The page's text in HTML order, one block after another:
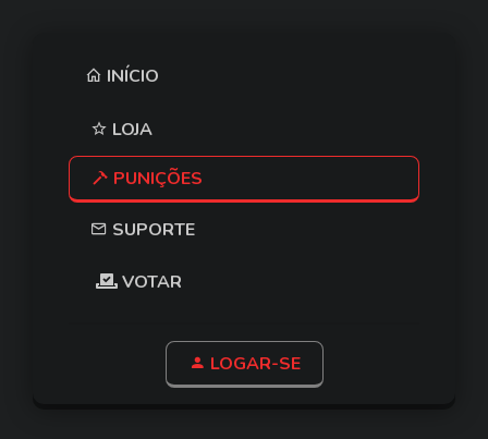
INÍCIO
LOJA
PUNIÇÕES
SUPORTE
VOTAR
LOGAR-SE